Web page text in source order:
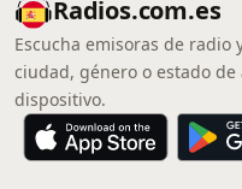
Radios.com.es
Escucha emisoras de radio
ciudad, género o estado
dispositivo.